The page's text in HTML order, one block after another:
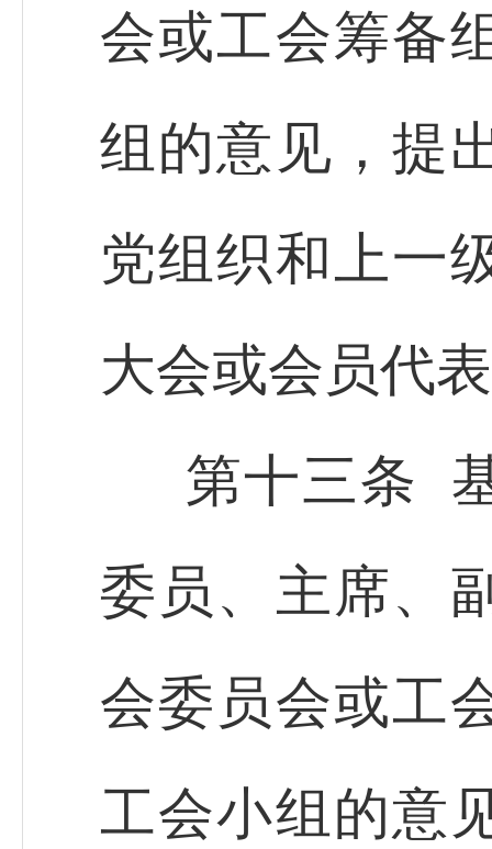
会或工会筹备
组的意见，提
党组织和上一
大会或会员代
第十三条
委员、主席、
会委员会或工
工会小组的意